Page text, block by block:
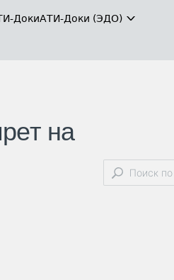
ДокиАТИ-Доки (ЭДО)
на